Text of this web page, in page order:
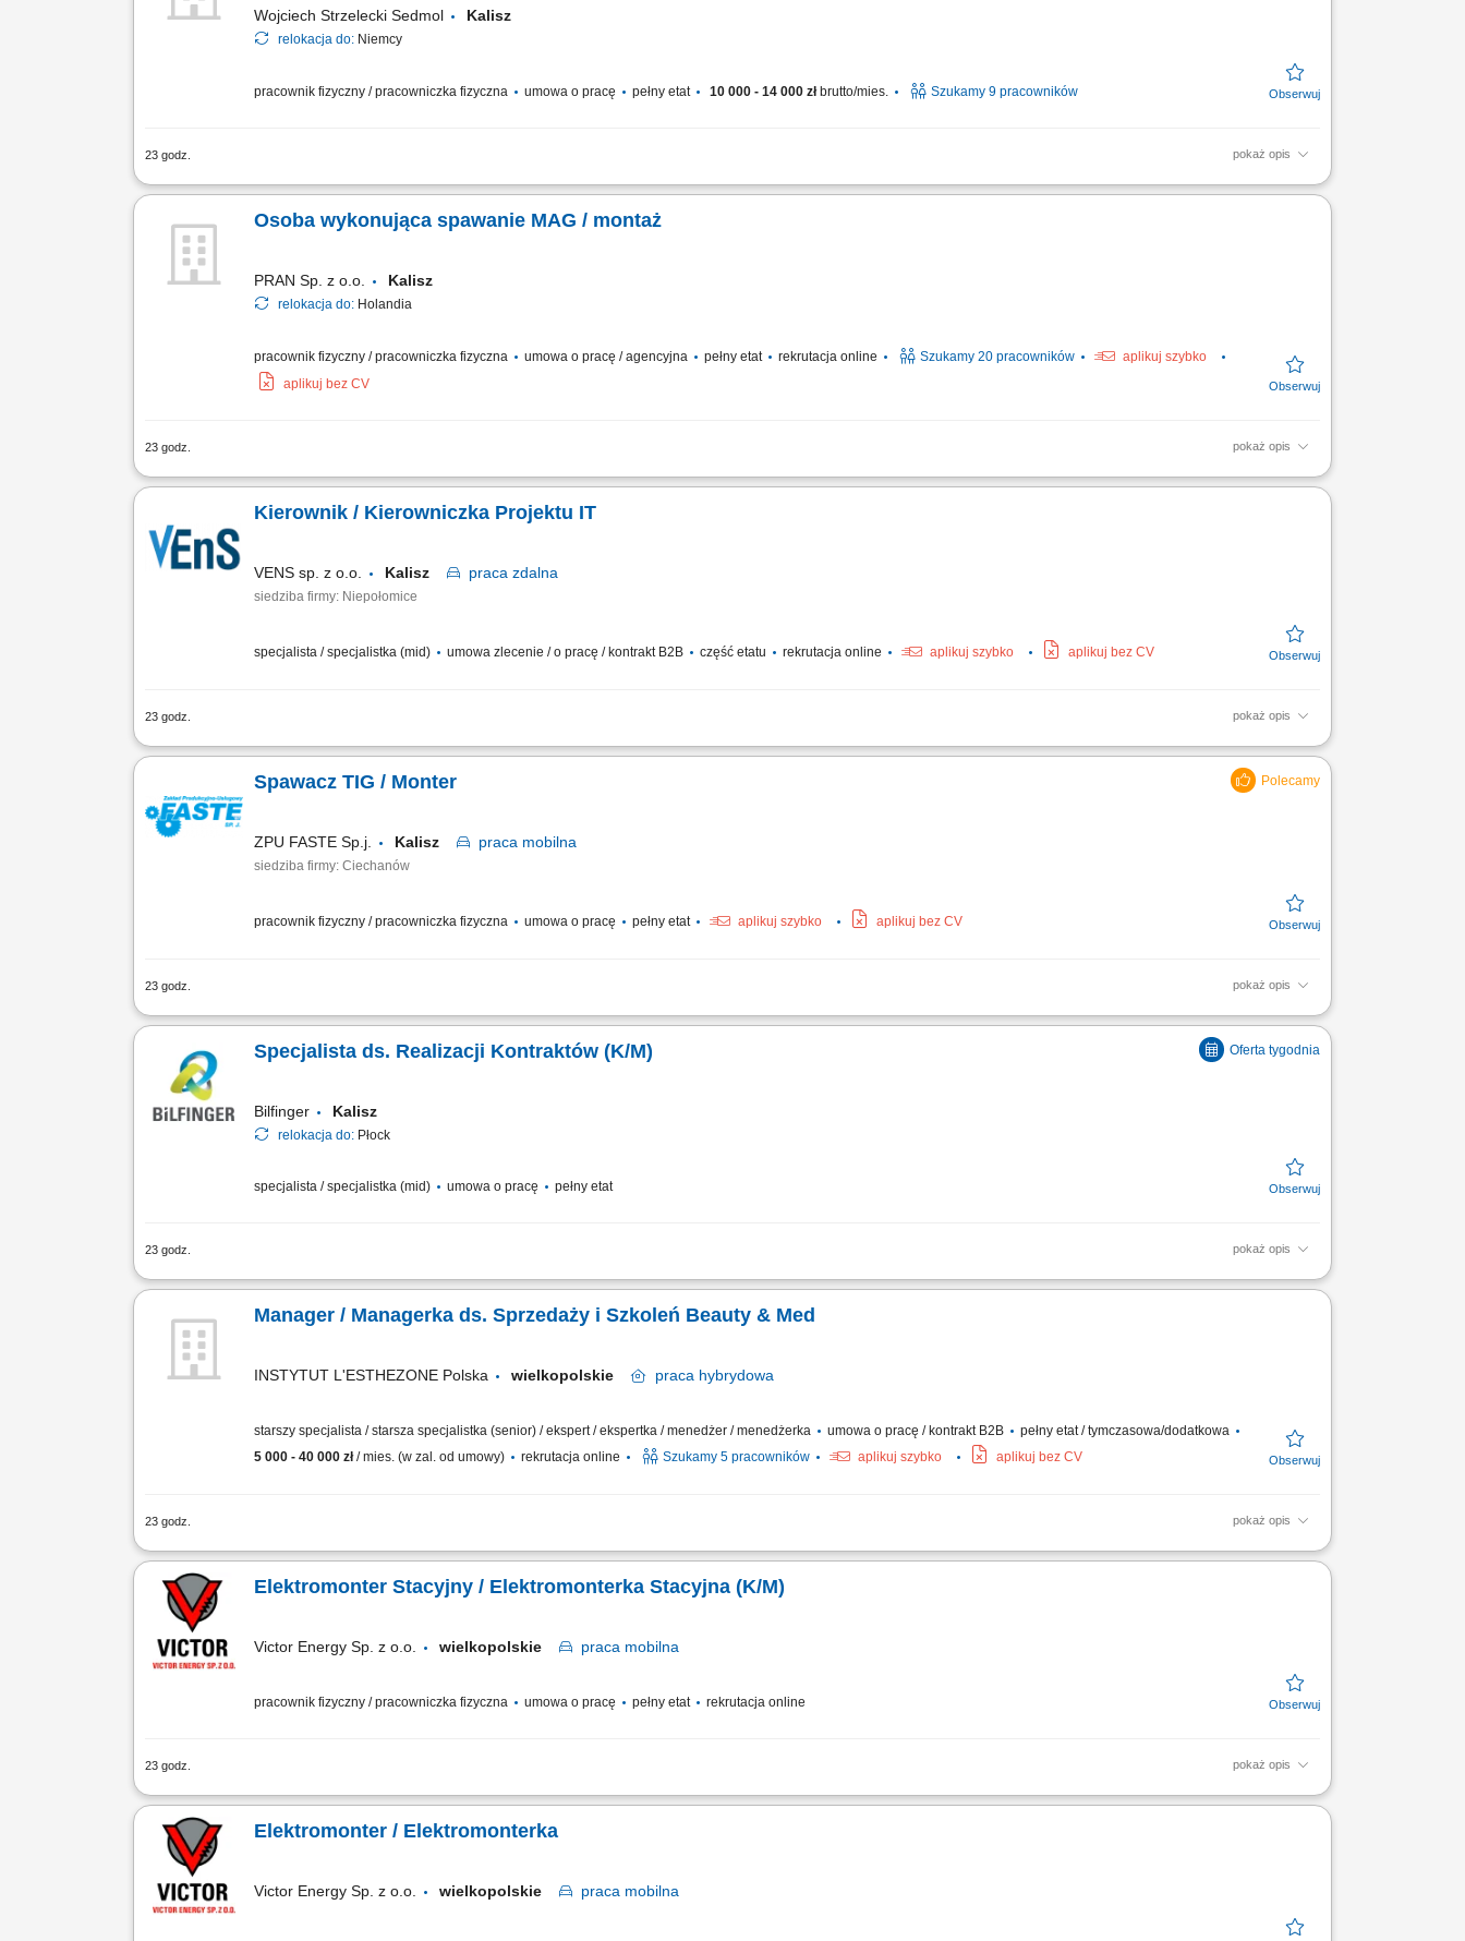
Wojciech Strzelecki Sedmol Kalisz
relokacja do: Niemcy
pracownik fizyczny / pracowniczka fizyczna umowa o pracę pełny etat 10 000 - 14 000 złbrutto/mies. Szukamy 9 pracowników
23 godz. pokaż opis
Opis stanowiska: Zbieranie towaru w magazynie; Poruszanie się na małym wózku elektrycznym; Wożenie za sobą palety, na której układamy zebrany towar wg
Osoba wykonująca spawanie MAG / montaż
PRAN Sp. z o.o. Kalisz
relokacja do: Holandia
pracownik fizyczny / pracowniczka fizyczna umowa o pracę / agencyjna pełny etat rekrutacja online Szukamy 20 pracowników
aplikuj szybko
aplikuj bez CV
23 godz. pokaż opis
Zakres obowiązków: Spawać i montować elementy konstrukcyjne na podstawie rysunku technicznego; Spawać metodą MIG/MAG (10mm - 70mm) Pracować ze stalą
Kierownik / Kierowniczka Projektu IT
VENS sp. z o.o. Kalisz praca zdalna
siedziba firmy: Niepołomice
specjalista / specjalistka (mid) umowa zlecenie / o pracę / kontrakt B2B część etatu rekrutacja online aplikuj szybko aplikuj bez CV
23 godz. pokaż opis
kompleksowe zarządzanie projektami IT związanymi z uruchamianiem nowych obszarów produkcyjnych, przygotowywanie planów projektowych, harmonogramów oraz
Spawacz TIG / Monter
ZPU FASTE Sp.j. Kalisz praca mobilna
siedziba firmy: Ciechanów
pracownik fizyczny / pracowniczka fizyczna umowa o pracę pełny etat aplikuj szybko aplikuj bez CV
23 godz. pokaż opis
Zakres obowiązków: spawanie metodą TIG konstrukcji i instalacji ze stali nierdzewnej, montaż maszyn i urządzeń dla przemysłu spożywczego, montaż konstrukcji
Specjalista ds. Realizacji Kontraktów (K/M)
Bilfinger Kalisz
relokacja do: Płock
specjalista / specjalistka (mid) umowa o pracę pełny etat
23 godz. pokaż opis
Twój zakres obowiązków: koordynowanie i nadzorowanie prac na budowie; zarządzanie zespołem pracowników; monitorowanie harmonogramu robót oraz
Manager / Managerka ds. Sprzedaży i Szkoleń Beauty & Med
INSTYTUT L'ESTHEZONE Polska wielkopolskie praca hybrydowa
starszy specjalista / starsza specjalistka (senior) / ekspert / ekspertka / menedżer / menedżerka umowa o pracę / kontrakt B2B
pełny etat / tymczasowa/dodatkowa
5 000 - 40 000 zł/ mies. (w zal. od umowy) rekrutacja online Szukamy 5 pracowników aplikuj szybko aplikuj bez CV
23 godz. pokaż opis
Prowadzenie firmowych mediów społecznościowych poprzez tworzenie atrakcyjnych treści, rolek, zdjęć i materiałów wideo. Budowanie wizerunku marki oraz
Elektromonter Stacyjny / Elektromonterka Stacyjna (K/M)
Victor Energy Sp. z o.o. wielkopolskie praca mobilna
pracownik fizyczny / pracowniczka fizyczna umowa o pracę pełny etat rekrutacja online
23 godz. pokaż opis
praca mobilna na terenie całego kraju
Elektromonter / Elektromonterka
Victor Energy Sp. z o.o. wielkopolskie praca mobilna